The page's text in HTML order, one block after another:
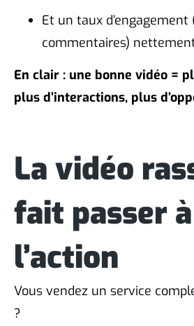
Et un taux d’engagement
commentaires)
En clair : une bonne vidéo =
plus d’interactions, plus
La vidéo
fait passer à
l’action
Vous vendez un service
?